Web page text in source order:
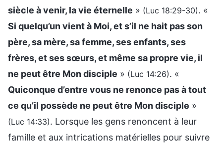
siècle à venir, la vie éternelle » (Luc 18:29-30). «
Si quelqu’un vient à Moi, et s’il ne hait pas son
père, sa mère, sa femme, ses enfants, ses
frères, et ses sœurs, et même sa propre vie, il
ne peut être Mon disciple » (Luc 14:26). «
Quiconque d’entre vous ne renonce pas à tout
ce qu’il possède ne peut être Mon disciple »
(Luc 14:33). Lorsque les gens renoncent à leur
famille et aux intrications matérielles pour suivre